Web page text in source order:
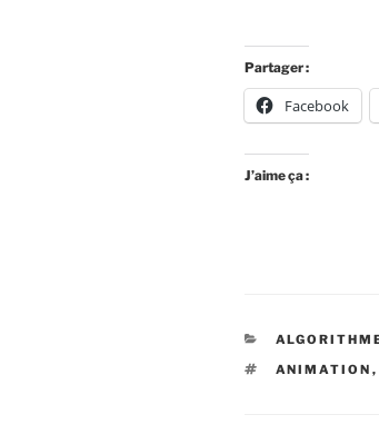
Partager :
Facebook
J’aime ça :
CATÉGORIES
ÉTIQUETTES
ANIMATION ,